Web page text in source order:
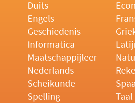
Duits
Engels
Geschiedenis
Informatica
Maatschappijleer
Nederlands
Scheikunde
Spelling
Taal